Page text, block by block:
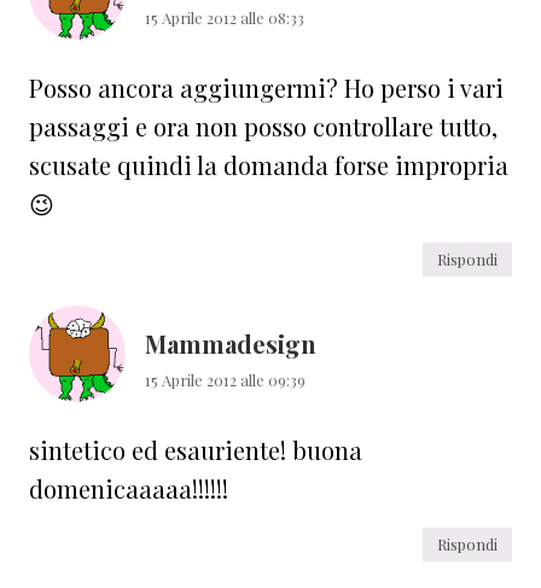
15 Aprile 2012 alle 08:33
Posso ancora aggiungermi? Ho perso i vari
passaggi e ora non posso controllare tutto,
scusate quindi la domanda forse impropria
😉
Rispondi
Mammadesign
15 Aprile 2012 alle 09:39
sintetico ed esauriente! buona
domenicaaaaa!!!!!!
Rispondi